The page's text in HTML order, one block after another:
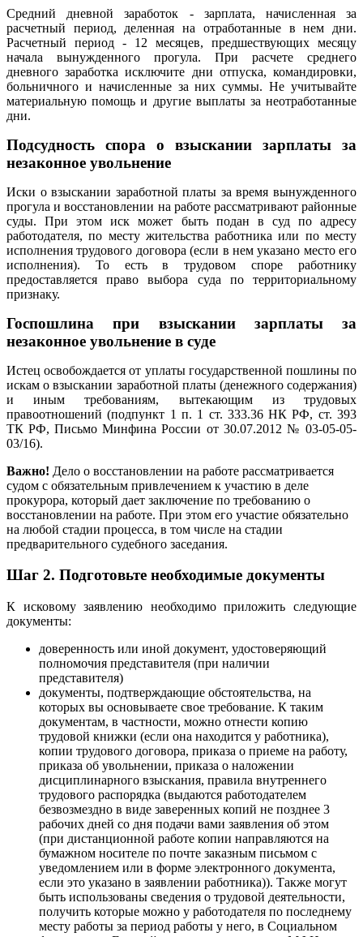
Средний дневной заработок - зарплата, начисленная за
расчетный период, деленная на отработанные в нем дни.
Расчетный период - 12 месяцев, предшествующих месяцу
начала вынужденного прогула. При расчете среднего
дневного заработка исключите дни отпуска, командировки,
больничного и начисленные за них суммы. Не учитывайте
материальную помощь и другие выплаты за неотработанные
дни.
Подсудность спора о взыскании зарплаты за
незаконное увольнение
Иски о взыскании заработной платы за время вынужденного
прогула и восстановлении на работе рассматривают районные
суды. При этом иск может быть подан в суд по адресу
работодателя, по месту жительства работника или по месту
исполнения трудового договора (если в нем указано место его
исполнения). То есть в трудовом споре работнику
предоставляется право выбора суда по территориальному
признаку.
Госпошлина при взыскании зарплаты за
незаконное увольнение в суде
Истец освобождается от уплаты государственной пошлины по
искам о взыскании заработной платы (денежного содержания)
и иным требованиям, вытекающим из трудовых
правоотношений (подпункт 1 п. 1 ст. 333.36 НК РФ, ст. 393
ТК РФ, Письмо Минфина России от 30.07.2012 № 03-05-05-
03/16).
Важно! Дело о восстановлении на работе рассматривается
судом с обязательным привлечением к участию в деле
прокурора, который дает заключение по требованию о
восстановлении на работе. При этом его участие обязательно
на любой стадии процесса, в том числе на стадии
предварительного судебного заседания.
Шаг 2. Подготовьте необходимые документы
К исковому заявлению необходимо приложить следующие
документы:
доверенность или иной документ, удостоверяющий
полномочия представителя (при наличии
представителя)
документы, подтверждающие обстоятельства, на
которых вы основываете свое требование. К таким
документам, в частности, можно отнести копию
трудовой книжки (если она находится у работника),
копии трудового договора, приказа о приеме на работу,
приказа об увольнении, приказа о наложении
дисциплинарного взыскания, правила внутреннего
трудового распорядка (выдаются работодателем
безвозмездно в виде заверенных копий не позднее 3
рабочих дней со дня подачи вами заявления об этом
(при дистанционной работе копии направляются на
бумажном носителе по почте заказным письмом с
уведомлением или в форме электронного документа,
если это указано в заявлении работника)). Также могут
быть использованы сведения о трудовой деятельности,
получить которые можно у работодателя по последнему
месту работы за период работы у него, в Социальном